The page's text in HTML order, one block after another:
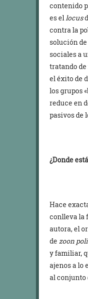
contenido
es ellocus
contra la
solución
sociales a
tratando
el éxito de
los grupos
reduce en
pasivos de
¿Donde
Hace
conlleva la
autora, el
de zoon
y familiar,
ajenos a lo
al conjunto